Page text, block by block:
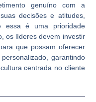
genuíno com a
decisões e atitudes,
essa é uma prioridade
os líderes devem investir
que possam oferecer
garantindo
centrada no cliente